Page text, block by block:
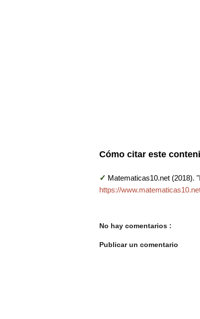
Cómo citar este
✓ Matematicas10.net (2018).
https://
No hay comentarios :
Publicar un comentario